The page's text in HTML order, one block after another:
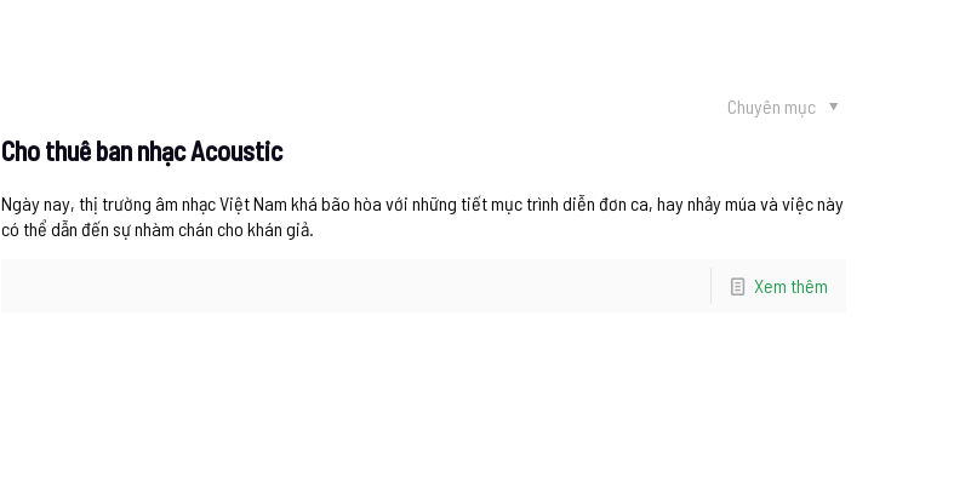
Chuyên mục
Cho thuê ban nhạc Acoustic
Ngày nay, thị trường âm nhạc Việt Nam khá bão hòa với những tiết mục trình diễn đơn ca, hay nhảy múa và việc này
có thể dẫn đến sự nhàm chán cho khán giả.
Xem thêm